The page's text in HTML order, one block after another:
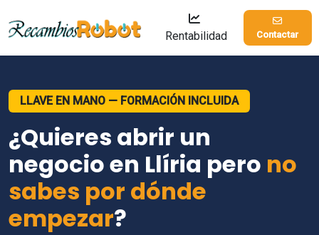
Rentabilidad Contactar
LLAVE EN MANO — FORMACIÓN INCLUIDA
¿Quieres abrir un
negocio en Llíria pero no
sabes por dónde
empezar?